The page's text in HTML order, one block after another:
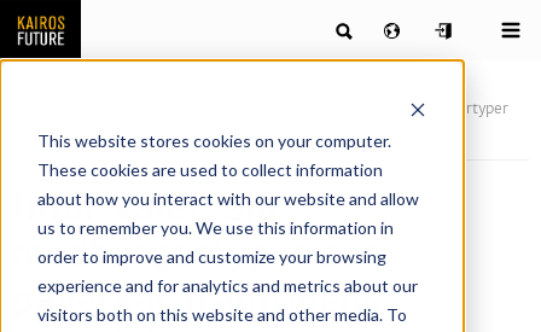
This website stores cookies on your computer.
These cookies are used to collect information
about how you interact with our website and allow
us to remember you. We use this information in
order to improve and customize your browsing
experience and for analytics and metrics about our
visitors both on this website and other media. To
Inför valet: sju medborgartyper
som påverkar framtidens samhälle
Inför valet: sju
medborgartyper som
påverkar framtidens